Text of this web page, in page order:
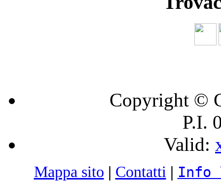
Copyright ©
P.I.
Valid:
Mappa sito | Contatti | Info